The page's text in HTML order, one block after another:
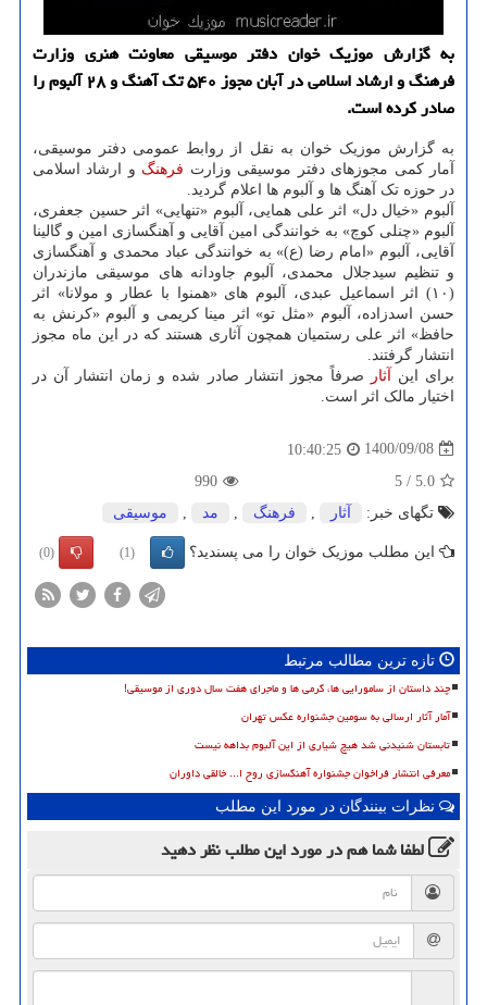
به گزارش موزیک خوان دفتر موسیقی معاونت هنری وزارت
فرهنگ و ارشاد اسلامی در آبان مجوز ۵۴۰ تک آهنگ و ۲۸ آلبوم را
صادر کرده است.
به گزارش موزیک خوان به نقل از روابط عمومی دفتر موسیقی،
آمار کمی مجوزهای دفتر موسیقی وزارت فرهنگ و ارشاد اسلامی
در حوزه تک آهنگ ها و آلبوم ها اعلام گردید.
آلبوم «خیال دل» اثر علی همایی، آلبوم «تنهایی» اثر حسین جعفری،
آلبوم «چنلی کوچ» به خوانندگی امین آقایی و آهنگسازی امین و گالینا
آقایی، آلبوم «امام رضا (ع)» به خوانندگی عباد محمدی و آهنگسازی
و تنظیم سیدجلال محمدی، آلبوم جاودانه های موسیقی مازندران
(۱۰) اثر اسماعیل عبدی، آلبوم های «همنوا با عطار و مولانا» اثر
حسن اسدزاده، آلبوم «مثل تو» اثر مینا کریمی و آلبوم «کرنش به
حافظ» اثر علی رستمیان همچون آثاری هستند که در این ماه مجوز
انتشار گرفتند.
برای این آثار
صرفاً مجوز انتشار صادر شده و زمان انتشار آن در
اختیار مالک اثر است.
1400/09/08
10:40:25
5.0
/
5
990
تگهای خبر:
آثار فرهنگ مد موسیقی
این مطلب موزیک خوان را می پسندید؟ (1)
(0)
تازه ترین مطالب مرتبط
چند داستان از سامورایی ها، گرمی ها و ماجرای هفت سال دوری از موسیقی!
آمار آثار ارسالی به سومین جشنواره عکس تهران
تابستان شنیدنی شد هیچ شیاری از این آلبوم بداهه نیست
معرفی انتشار فراخوان جشنواره آهنگسازی روح ا... خالقی داوران
نظرات بینندگان در مورد این مطلب
لطفا شما همدر مورد این مطلبنظر دهید